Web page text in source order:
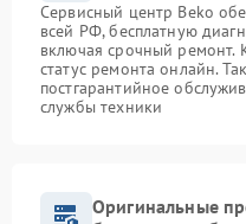
Сервисный центр Beko
всей РФ, бесплатную
включая срочный ремонт.
статус ремонта онлайн.
постгарантийное
службы техники
Оригинальные